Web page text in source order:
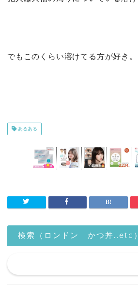
でもこのくらい溶けてる方が好き。
あるある
検索（ロンドン かつ丼…etc）